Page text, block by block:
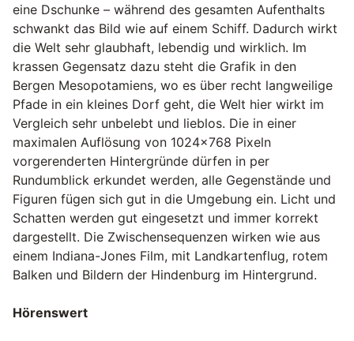
eine Dschunke – während des gesamten Aufenthalts
schwankt das Bild wie auf einem Schiff. Dadurch wirkt
die Welt sehr glaubhaft, lebendig und wirklich. Im
krassen Gegensatz dazu steht die Grafik in den
Bergen Mesopotamiens, wo es über recht langweilige
Pfade in ein kleines Dorf geht, die Welt hier wirkt im
Vergleich sehr unbelebt und lieblos. Die in einer
maximalen Auflösung von 1024x768 Pixeln
vorgerenderten Hintergründe dürfen in per
Rundumblick erkundet werden, alle Gegenstände und
Figuren fügen sich gut in die Umgebung ein. Licht und
Schatten werden gut eingesetzt und immer korrekt
dargestellt. Die Zwischensequenzen wirken wie aus
einem Indiana-Jones Film, mit Landkartenflug, rotem
Balken und Bildern der Hindenburg im Hintergrund.
Hörenswert